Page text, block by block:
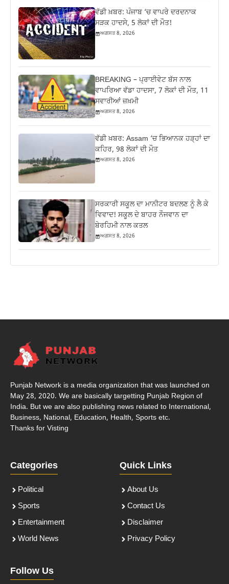
ਵੱਡੀ ਖ਼ਬਰ: ਪੰਜਾਬ ‘ਚ ਵਾਪਰੇ ਦਰਦਨਾਕ
ਸੜਕ ਹਾਦਸੇ, 5 ਲੋਕਾਂ ਦੀ ਮੌਤ!
ਅਗਸਤ 8, 2026
BREAKING – ਪ੍ਰਾਈਵੇਟ ਬੱਸ ਨਾਲ
ਵਾਪਰਿਆ ਵੱਡਾ ਹਾਦਸਾ, 7 ਲੋਕਾਂ ਦੀ ਮੌਤ, 11
ਸਵਾਰੀਆਂ ਜ਼ਖ਼ਮੀ
ਅਗਸਤ 8, 2026
ਵੱਡੀ ਖ਼ਬਰ: Assam ‘ਚ ਭਿਆਨਕ ਹੜ੍ਹਾਂ ਦਾ
ਕਹਿਰ, 98 ਲੋਕਾਂ ਦੀ ਮੌਤ
ਅਗਸਤ 8, 2026
ਸਰਕਾਰੀ ਸਕੂਲ ਦਾ ਮਾਨੀਟਰ ਬਦਲਣ ਨੂੰ ਲੈ ਕੇ
ਵਿਵਾਦ! ਸਕੂਲ ਦੇ ਬਾਹਰ ਨੌਜਵਾਨ ਦਾ
ਬੇਰਹਿਮੀ ਨਾਲ ਕਤਲ
ਅਗਸਤ 8, 2026
Punjab Network is a media organization that was launched on
May 28, 2020. We are basically targetting Punjab Region of
India. But we are also publishing news related to International,
Business, National, Education, Health, Sports etc.
Thanks for Visting
Categories
Political
Sports
Entertainment
World News
Quick Links
About Us
Contact Us
Disclaimer
Privacy Policy
Follow Us